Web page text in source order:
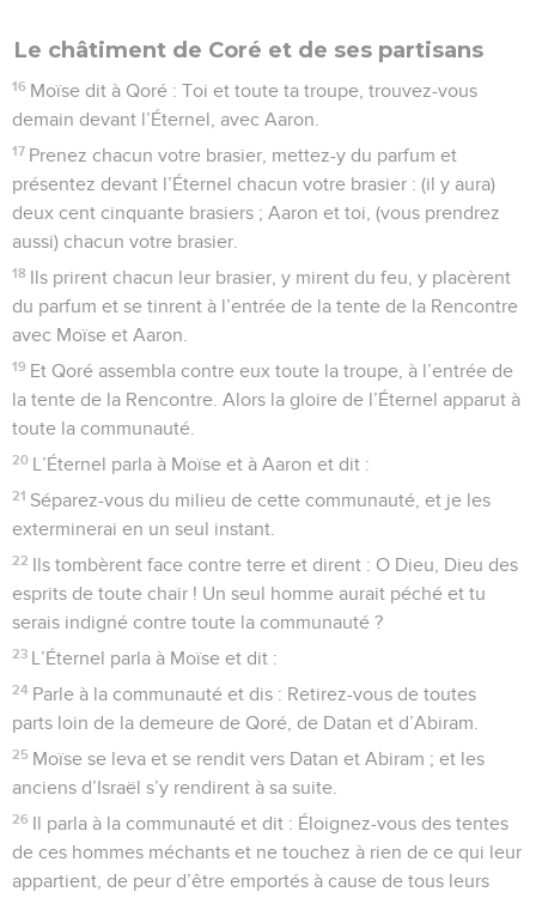
Le châtiment de Coré et de ses partisans
16 Moïse dit à Qoré : Toi et toute ta troupe, trouvez-vous
demain devant l’Éternel, avec Aaron.
17 Prenez chacun votre brasier, mettez-y du parfum et
présentez devant l’Éternel chacun votre brasier : (il y aura)
deux cent cinquante brasiers ; Aaron et toi, (vous prendrez
aussi) chacun votre brasier.
18 Ils prirent chacun leur brasier, y mirent du feu, y placèrent
du parfum et se tinrent à l’entrée de la tente de la Rencontre
avec Moïse et Aaron.
19 Et Qoré assembla contre eux toute la troupe, à l’entrée de
la tente de la Rencontre. Alors la gloire de l’Éternel apparut à
toute la communauté.
20 L’Éternel parla à Moïse et à Aaron et dit :
21 Séparez-vous du milieu de cette communauté, et je les
exterminerai en un seul instant.
22 Ils tombèrent face contre terre et dirent : O Dieu, Dieu des
esprits de toute chair ! Un seul homme aurait péché et tu
serais indigné contre toute la communauté ?
23 L’Éternel parla à Moïse et dit :
24 Parle à la communauté et dis : Retirez-vous de toutes
parts loin de la demeure de Qoré, de Datan et d’Abiram.
25 Moïse se leva et se rendit vers Datan et Abiram ; et les
anciens d’Israël s’y rendirent à sa suite.
26 Il parla à la communauté et dit : Éloignez-vous des tentes
de ces hommes méchants et ne touchez à rien de ce qui leur
appartient, de peur d’être emportés à cause de tous leurs